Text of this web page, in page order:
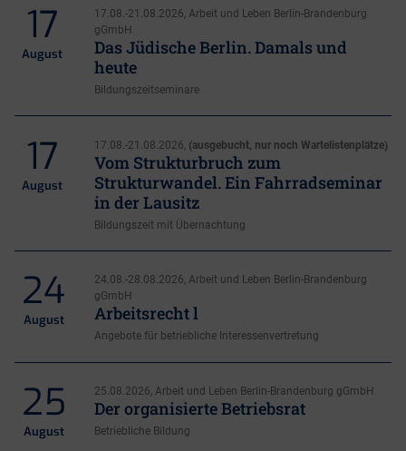
17
August
17.08.-21.08.2026, Arbeit und Leben Berlin-Brandenburg
gGmbH
Das Jüdische Berlin. Damals und
heute
Bildungszeitseminare
17
August
17.08.-21.08.2026, (ausgebucht, nur noch Wartelistenplätze)
Vom Strukturbruch zum
Strukturwandel. Ein Fahrradseminar
in der Lausitz
Bildungszeit mit Übernachtung
24
August
24.08.-28.08.2026, Arbeit und Leben Berlin-Brandenburg
gGmbH
Arbeitsrecht l
Angebote für betriebliche Interessenvertretung
25
August
25.08.2026, Arbeit und Leben Berlin-Brandenburg gGmbH
Der organisierte Betriebsrat
Betriebliche Bildung